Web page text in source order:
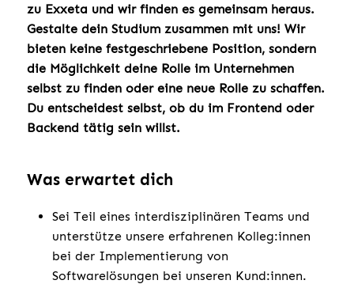
zu Exxeta und wir finden es gemeinsam heraus.
Gestalte dein Studium zusammen mit uns! Wir
bieten keine festgeschriebene Position, sondern
die Möglichkeit deine Rolle im Unternehmen
selbst zu finden oder eine neue Rolle zu schaffen.
Du entscheidest selbst, ob du im Frontend oder
Backend tätig sein willst.
Was erwartet dich
Sei Teil eines interdisziplinären Teams und
unterstütze unsere erfahrenen Kolleg:innen
bei der Implementierung von
Softwarelösungen bei unseren Kund:innen.